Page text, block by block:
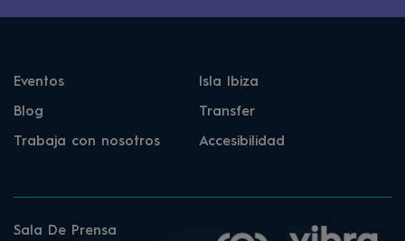
Eventos Isla Ibiza
Blog Transfer
Trabaja con nosotros Accesibilidad
Sala De Prensa